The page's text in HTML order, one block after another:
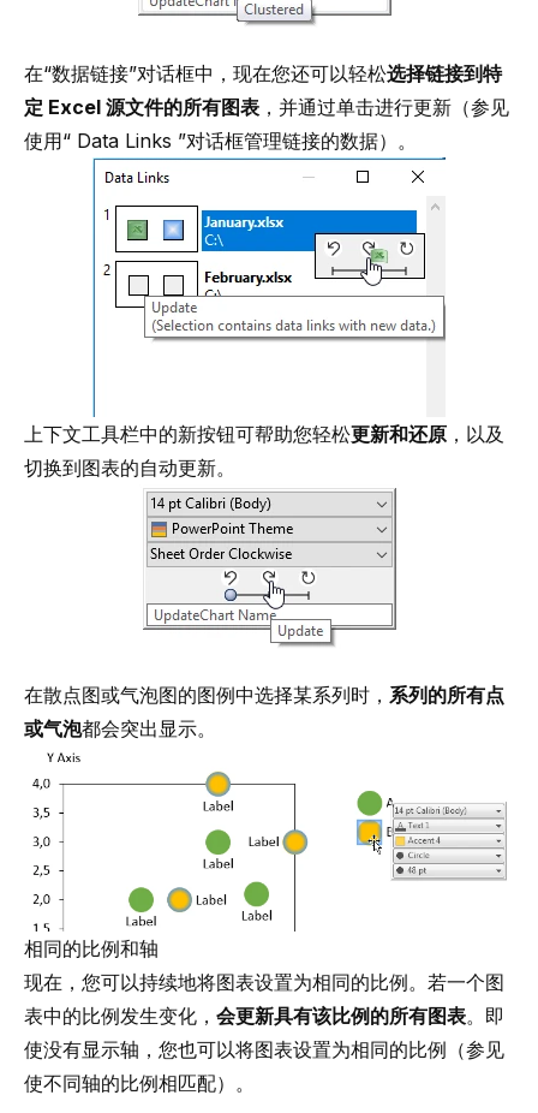
在“数据链接”对话框中，现在您还可以轻松选择链接到特
定 Excel 源文件的所有图表 ，并通过单击进行更新（参见
使用“ Data Links ”对话框管理链接的数据）。
上下文工具栏中的新按钮可帮助您轻松更新和还原 ，以及
切换到图表的自动更新。
在散点图或气泡图的图例中选择某系列时， 系列的所有点
或气泡都会突出显示。
相同的比例和轴
现在，您可以持续地将图表设置为相同的比例。若一个图
表中的比例发生变化， 会更新具有该比例的所有图表。即
使没有显示轴，您也可以将图表设置为相同的比例（参见
使不同轴的比例相匹配）。